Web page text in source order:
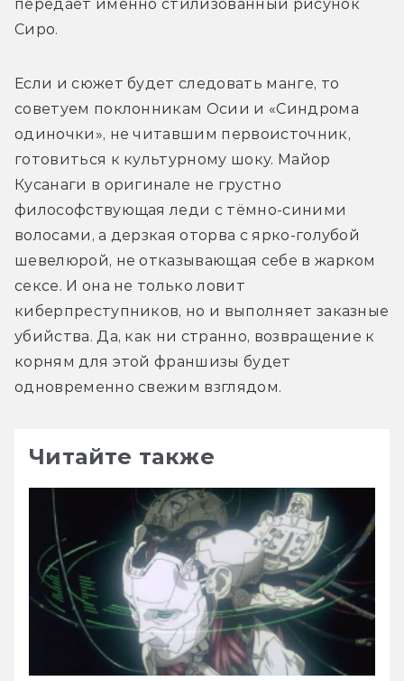
передаёт именно стилизованный рисунок
Сиро.
Если и сюжет будет следовать манге, то
советуем поклонникам Осии и «Синдрома
одиночки», не читавшим первоисточник,
готовиться к культурному шоку. Майор
Кусанаги в оригинале не грустно
философствующая леди с тёмно-синими
волосами, а дерзкая оторва с ярко-голубой
шевелюрой, не отказывающая себе в жарком
сексе. И она не только ловит
киберпреступников, но и выполняет заказные
убийства. Да, как ни странно, возвращение к
корням для этой франшизы будет
одновременно свежим взглядом.
Читайте также